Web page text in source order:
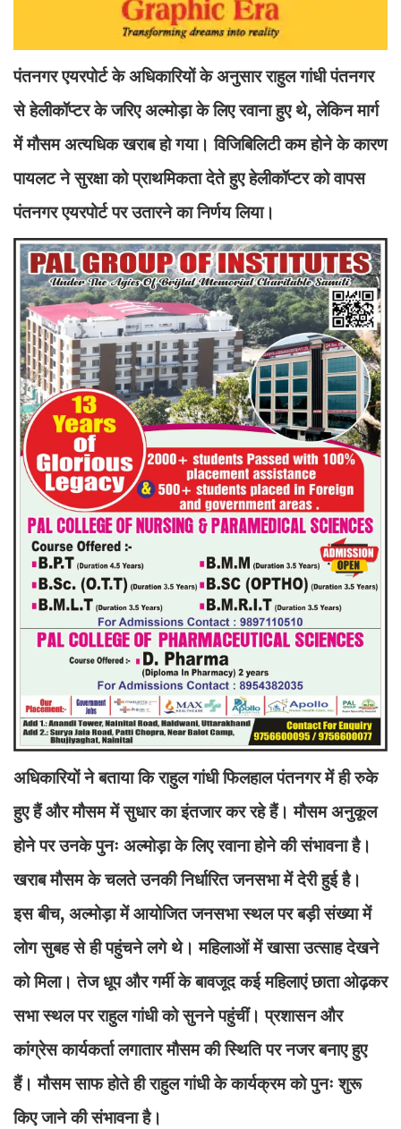
पंतनगर एयरपोर्ट के अधिकारियों के अनुसार राहुल गांधी पंतनगर
से हेलीकॉप्टर के जरिए अल्मोड़ा के लिए रवाना हुए थे, लेकिन मार्ग
में मौसम अत्यधिक खराब हो गया। विजिबिलिटी कम होने के कारण
पायलट ने सुरक्षा को प्राथमिकता देते हुए हेलीकॉप्टर को वापस
पंतनगर एयरपोर्ट पर उतारने का निर्णय लिया।
अधिकारियों ने बताया कि राहुल गांधी फिलहाल पंतनगर में ही रुके
हुए हैं और मौसम में सुधार का इंतजार कर रहे हैं। मौसम अनुकूल
होने पर उनके पुनः अल्मोड़ा के लिए रवाना होने की संभावना है।
खराब मौसम के चलते उनकी निर्धारित जनसभा में देरी हुई है।
इस बीच, अल्मोड़ा में आयोजित जनसभा स्थल पर बड़ी संख्या में
लोग सुबह से ही पहुंचने लगे थे। महिलाओं में खासा उत्साह देखने
को मिला। तेज धूप और गर्मी के बावजूद कई महिलाएं छाता ओढ़कर
सभा स्थल पर राहुल गांधी को सुनने पहुंचीं। प्रशासन और
कांग्रेस कार्यकर्ता लगातार मौसम की स्थिति पर नजर बनाए हुए
हैं। मौसम साफ होते ही राहुल गांधी के कार्यक्रम को पुनः शुरू
किए जाने की संभावना है।